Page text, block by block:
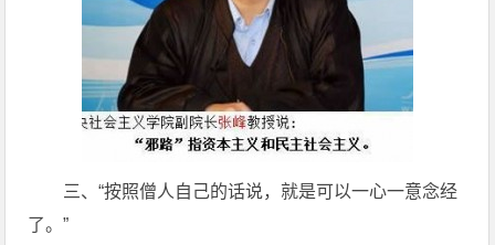
三、“按照僧人自己的话说，就是可以一心一意念经
了。”